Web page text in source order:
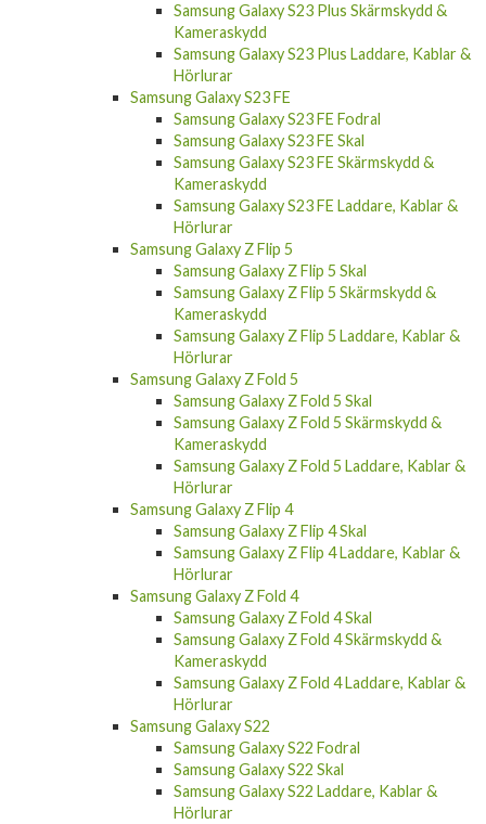
Samsung Galaxy S23 Plus Skärmskydd &
Kameraskydd
Samsung Galaxy S23 Plus Laddare, Kablar &
Hörlurar
Samsung Galaxy S23 FE
Samsung Galaxy S23 FE Fodral
Samsung Galaxy S23 FE Skal
Samsung Galaxy S23 FE Skärmskydd &
Kameraskydd
Samsung Galaxy S23 FE Laddare, Kablar &
Hörlurar
Samsung Galaxy Z Flip 5
Samsung Galaxy Z Flip 5 Skal
Samsung Galaxy Z Flip 5 Skärmskydd &
Kameraskydd
Samsung Galaxy Z Flip 5 Laddare, Kablar &
Hörlurar
Samsung Galaxy Z Fold 5
Samsung Galaxy Z Fold 5 Skal
Samsung Galaxy Z Fold 5 Skärmskydd &
Kameraskydd
Samsung Galaxy Z Fold 5 Laddare, Kablar &
Hörlurar
Samsung Galaxy Z Flip 4
Samsung Galaxy Z Flip 4 Skal
Samsung Galaxy Z Flip 4 Laddare, Kablar &
Hörlurar
Samsung Galaxy Z Fold 4
Samsung Galaxy Z Fold 4 Skal
Samsung Galaxy Z Fold 4 Skärmskydd &
Kameraskydd
Samsung Galaxy Z Fold 4 Laddare, Kablar &
Hörlurar
Samsung Galaxy S22
Samsung Galaxy S22 Fodral
Samsung Galaxy S22 Skal
Samsung Galaxy S22 Laddare, Kablar &
Hörlurar